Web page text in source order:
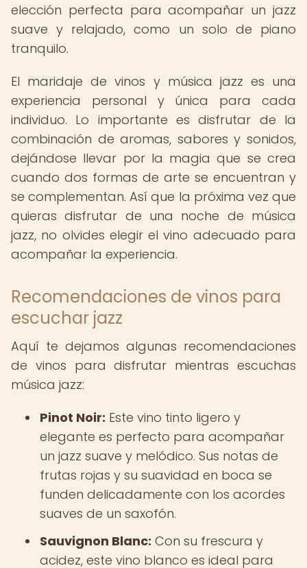
elección perfecta para acompañar un jazz
suave y relajado, como un solo de piano
tranquilo.
El maridaje de vinos y música jazz es una
experiencia personal y única para cada
individuo. Lo importante es disfrutar de la
combinación de aromas, sabores y sonidos,
dejándose llevar por la magia que se crea
cuando dos formas de arte se encuentran y
se complementan. Así que la próxima vez que
quieras disfrutar de una noche de música
jazz, no olvides elegir el vino adecuado para
acompañar la experiencia.
Recomendaciones de vinos para
escuchar jazz
Aquí te dejamos algunas recomendaciones
de vinos para disfrutar mientras escuchas
música jazz:
Pinot Noir: Este vino tinto ligero y
elegante es perfecto para acompañar
un jazz suave y melódico. Sus notas de
frutas rojas y su suavidad en boca se
funden delicadamente con los acordes
suaves de un saxofón.
Sauvignon Blanc: Con su frescura y
acidez, este vino blanco es ideal para